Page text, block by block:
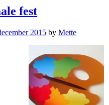
fest
2015 by Mette